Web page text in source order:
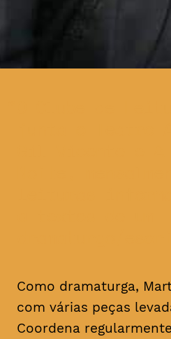
Como dramaturga,
com várias peças
Coordena